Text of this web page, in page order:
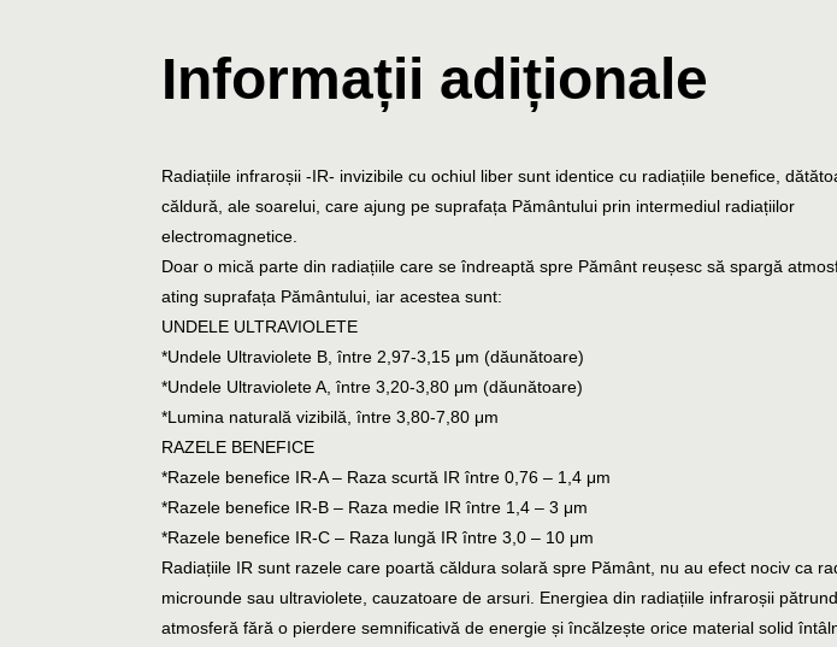
Informații adiționale
Radiațiile infraroșii -IR- invizibile cu ochiul liber sunt identice cu radiațiile benefice,
căldură, ale soarelui, care ajung pe suprafața Pământului prin intermediul radiațiilor
electromagnetice.
Doar o mică parte din radiațiile care se îndreaptă spre Pământ reușesc să spargă
ating suprafața Pământului, iar acestea sunt:
UNDELE ULTRAVIOLETE
*Undele Ultraviolete B, între 2,97-3,15 μm (dăunătoare)
*Undele Ultraviolete A, între 3,20-3,80 μm (dăunătoare)
*Lumina naturală vizibilă, între 3,80-7,80 μm
RAZELE BENEFICE
*Razele benefice IR-A – Raza scurtă IR între 0,76 – 1,4 μm
*Razele benefice IR-B – Raza medie IR între 1,4 – 3 μm
*Razele benefice IR-C – Raza lungă IR între 3,0 – 10 μm
Radiațiile IR sunt razele care poartă căldura solară spre Pământ, nu au efect nociv ca
microunde sau ultraviolete, cauzatoare de arsuri. Energiea din radiațiile infraroșii
atmosferă fără o pierdere semnificativă de energie și încălzește orice material solid